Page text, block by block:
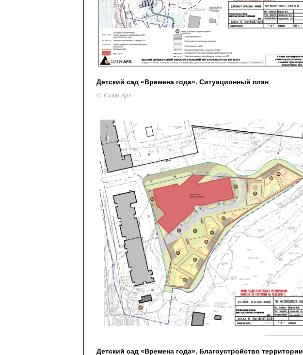
Детский сад «Времена года». Ситуационный план
© Сити-Арх
Детский сад «Времена года». Благоустройство территории